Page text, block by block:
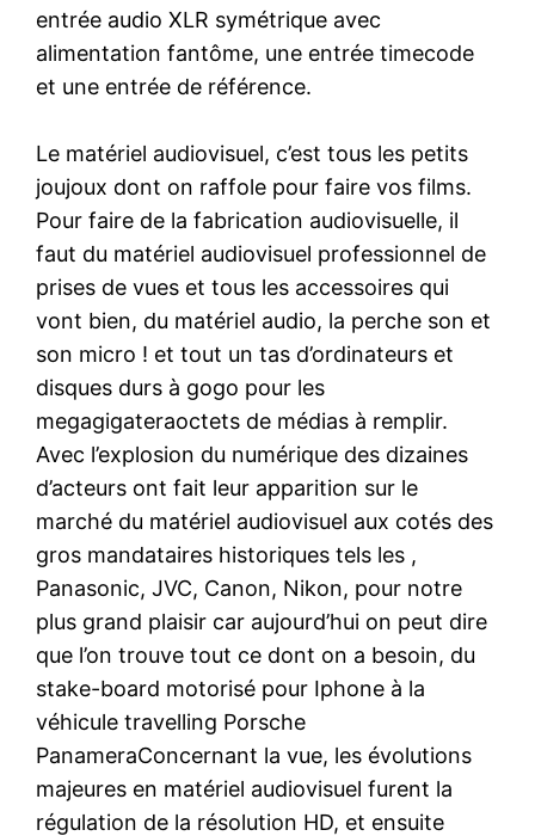
entrée audio XLR symétrique avec
alimentation fantôme, une entrée timecode
et une entrée de référence.
Le matériel audiovisuel, c’est tous les petits
joujoux dont on raffole pour faire vos films.
Pour faire de la fabrication audiovisuelle, il
faut du matériel audiovisuel professionnel de
prises de vues et tous les accessoires qui
vont bien, du matériel audio, la perche son et
son micro ! et tout un tas d’ordinateurs et
disques durs à gogo pour les
megagigateraoctets de médias à remplir.
Avec l’explosion du numérique des dizaines
d’acteurs ont fait leur apparition sur le
marché du matériel audiovisuel aux cotés des
gros mandataires historiques tels les ,
Panasonic, JVC, Canon, Nikon, pour notre
plus grand plaisir car aujourd’hui on peut dire
que l’on trouve tout ce dont on a besoin, du
stake-board motorisé pour Iphone à la
véhicule travelling Porsche
PanameraConcernant la vue, les évolutions
majeures en matériel audiovisuel furent la
régulation de la résolution HD, et ensuite